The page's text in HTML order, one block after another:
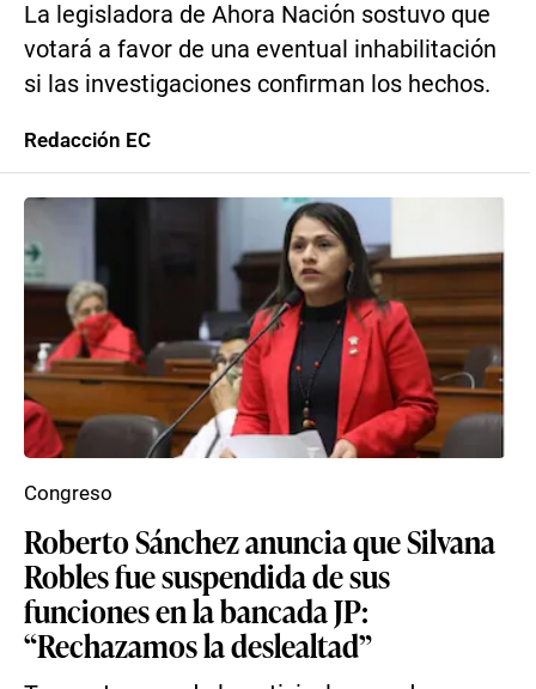
La legisladora de Ahora Nación sostuvo que
votará a favor de una eventual inhabilitación
si las investigaciones confirman los hechos.
Redacción EC
Roberto Sánchez anuncia que Silvana
Robles fue suspendida de sus
funciones en la bancada JP:
“Rechazamos la deslealtad”
Congreso